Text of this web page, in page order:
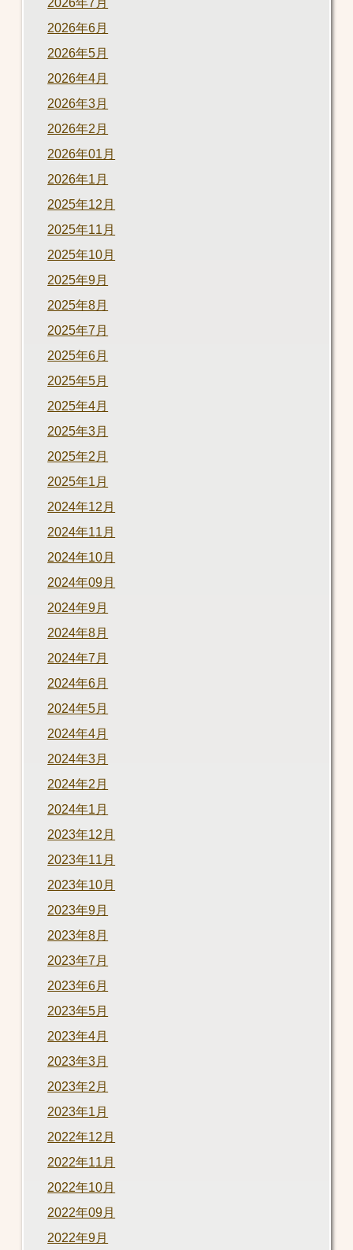
2026年7月
2026年6月
2026年5月
2026年4月
2026年3月
2026年2月
2026年01月
2026年1月
2025年12月
2025年11月
2025年10月
2025年9月
2025年8月
2025年7月
2025年6月
2025年5月
2025年4月
2025年3月
2025年2月
2025年1月
2024年12月
2024年11月
2024年10月
2024年09月
2024年9月
2024年8月
2024年7月
2024年6月
2024年5月
2024年4月
2024年3月
2024年2月
2024年1月
2023年12月
2023年11月
2023年10月
2023年9月
2023年8月
2023年7月
2023年6月
2023年5月
2023年4月
2023年3月
2023年2月
2023年1月
2022年12月
2022年11月
2022年10月
2022年09月
2022年9月